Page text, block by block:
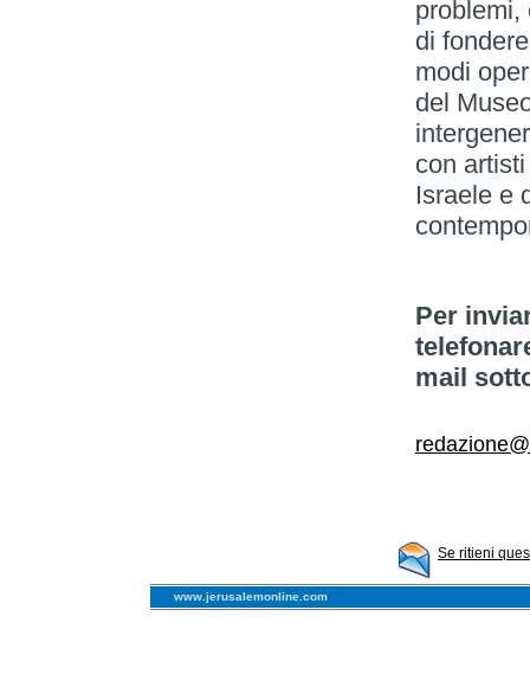
problemi,
di
modi
del
con
Israele e
Per
mail
Se ritieni
www.jerusalemonline.com